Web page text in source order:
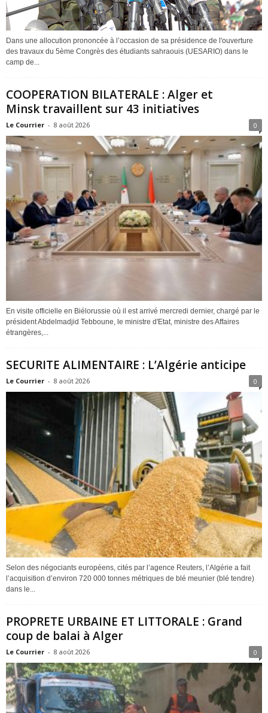
Dans une allocution prononcée à l’occasion de sa présidence de l'ouverture
des travaux du 5ème Congrès des étudiants sahraouis (UESARIO) dans le
camp de...
COOPERATION BILATERALE : Alger et
Minsk travaillent sur 43 initiatives
Le Courrier - 8 août 2026 0
En visite officielle en Biélorussie où il est arrivé mercredi dernier, chargé par le
président Abdelmadjid Tebboune, le ministre d'Etat, ministre des Affaires
étrangères,...
SECURITE ALIMENTAIRE : L’Algérie anticipe
Le Courrier - 8 août 2026 0
Selon des négociants européens, cités par l’agence Reuters, l’Algérie a fait
l’acquisition d’environ 720 000 tonnes métriques de blé meunier (blé tendre)
dans le...
PROPRETE URBAINE ET LITTORALE : Grand
coup de balai à Alger
Le Courrier - 8 août 2026 0